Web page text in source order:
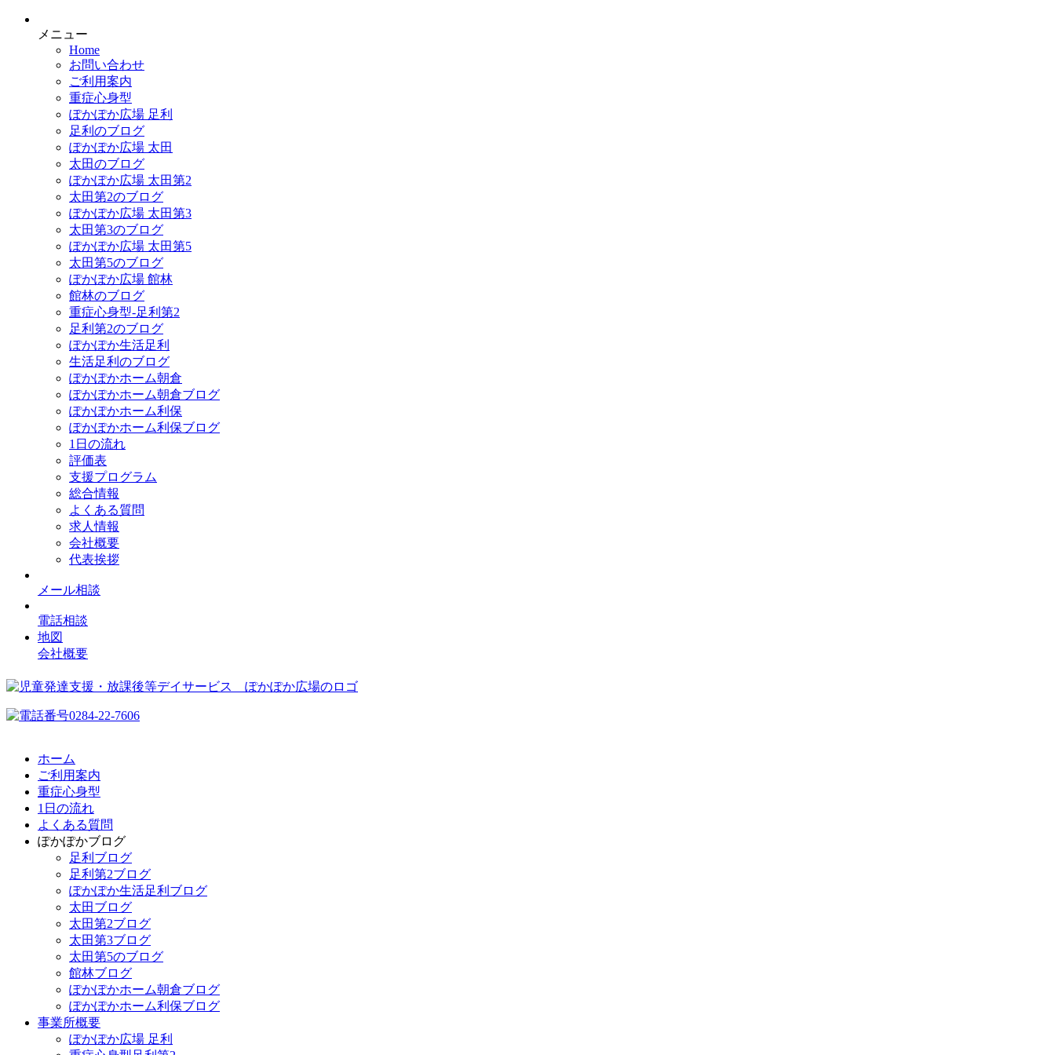
メニュー
Home
お問い合わせ
ご利用案内
重症心身型
ぽかぽか広場 足利
足利のブログ
ぽかぽか広場 太田
太田のブログ
ぽかぽか広場 太田第2
太田第2のブログ
ぽかぽか広場 太田第3
太田第3のブログ
ぽかぽか広場 太田第5
太田第5のブログ
ぽかぽか広場 館林
館林のブログ
重症心身型-足利第2
足利第2のブログ
ぽかぽか生活足利
生活足利のブログ
ぽかぽかホーム朝倉
ぽかぽかホーム朝倉ブログ
ぽかぽかホーム利保
ぽかぽかホーム利保ブログ
1日の流れ
評価表
支援プログラム
総合情報
よくある質問
求人情報
会社概要
代表挨拶
メール相談
電話相談
地図
会社概要
ホーム
ご利用案内
重症心身型
1日の流れ
よくある質問
ぽかぽかブログ
足利ブログ
足利第2ブログ
ぽかぽか生活足利ブログ
太田ブログ
太田第2ブログ
太田第3ブログ
太田第5のブログ
館林ブログ
ぽかぽかホーム朝倉ブログ
ぽかぽかホーム利保ブログ
事業所概要
ぽかぽか広場 足利